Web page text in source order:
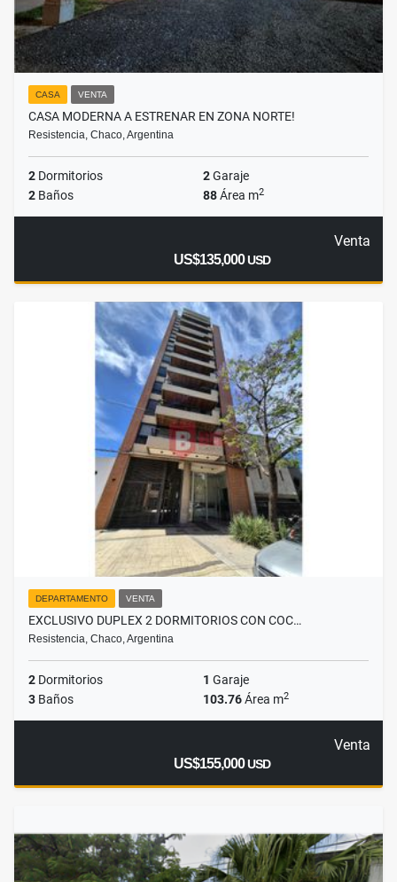
CASA VENTA
CASA MODERNA A ESTRENAR EN ZONA NORTE!
Resistencia, Chaco, Argentina
2 Dormitorios 2Garaje
2 Baños 88Área m2
Venta
US$135,000USD
DEPARTAMENTO VENTA
EXCLUSIVO DUPLEX 2 DORMITORIOS CON COC…
Resistencia, Chaco, Argentina
2 Dormitorios 1 Garaje
3 Baños 103.76Área m2
Venta
US$155,000USD